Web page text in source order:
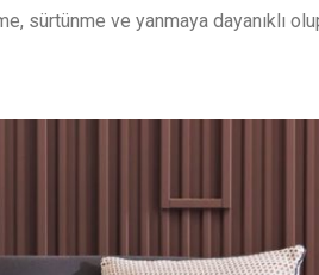
sürtünme ve yanmaya dayanıklı